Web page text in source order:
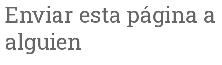
Enviar esta página a
alguien